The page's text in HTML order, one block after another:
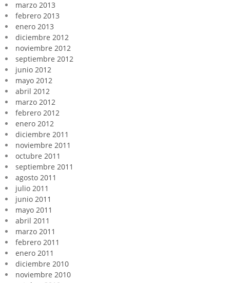
marzo 2013
febrero 2013
enero 2013
diciembre 2012
noviembre 2012
septiembre 2012
junio 2012
mayo 2012
abril 2012
marzo 2012
febrero 2012
enero 2012
diciembre 2011
noviembre 2011
octubre 2011
septiembre 2011
agosto 2011
julio 2011
junio 2011
mayo 2011
abril 2011
marzo 2011
febrero 2011
enero 2011
diciembre 2010
noviembre 2010